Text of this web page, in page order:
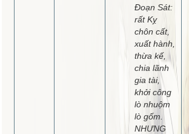
Đoạn Sát:
rất Kỵ
chôn cất,
xuất hành,
thừa kế,
chia lãnh
gia tài,
khởi công
lò nhuộm
lò gốm.
NHƯNG